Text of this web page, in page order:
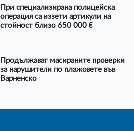
При специализирана полицейска
операция са иззети артикули на
стойност близо 650 000 €
Продължават масираните проверки
за нарушители по плажовете във
Варненско